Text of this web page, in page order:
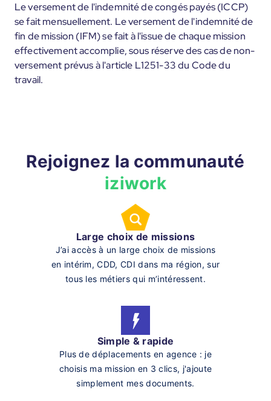
Le versement de l'indemnité de congés payés (ICCP)
se fait mensuellement. Le versement de l'indemnité de
fin de mission (IFM) se fait à l'issue de chaque mission
effectivement accomplie, sous réserve des cas de non-
versement prévus à l'article L1251-33 du Code du
travail.
Rejoignez la communauté
iziwork
Large choix de missions
J’ai accès à un large choix de missions
en intérim, CDD, CDI dans ma région, sur
tous les métiers qui m’intéressent.
Simple & rapide
Plus de déplacements en agence : je
choisis ma mission en 3 clics, j'ajoute
simplement mes documents.